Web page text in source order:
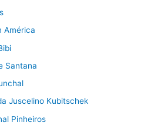
América
Santana
Juscelino Kubitschek
Pinheiros